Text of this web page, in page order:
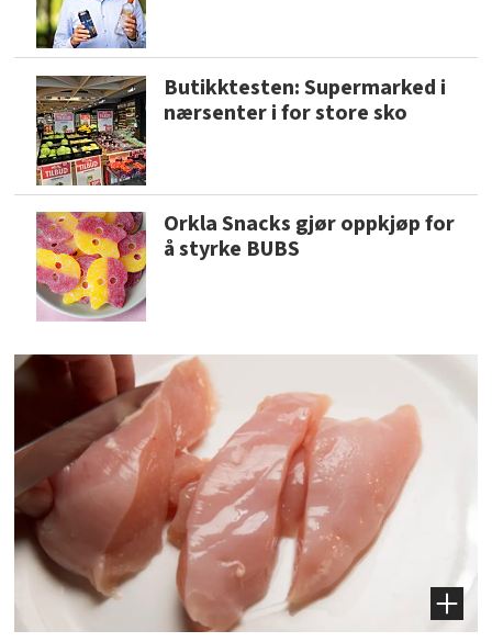
Butikktesten: Supermarked i
nærsenter i for store sko
Orkla Snacks gjør oppkjøp for
å styrke BUBS